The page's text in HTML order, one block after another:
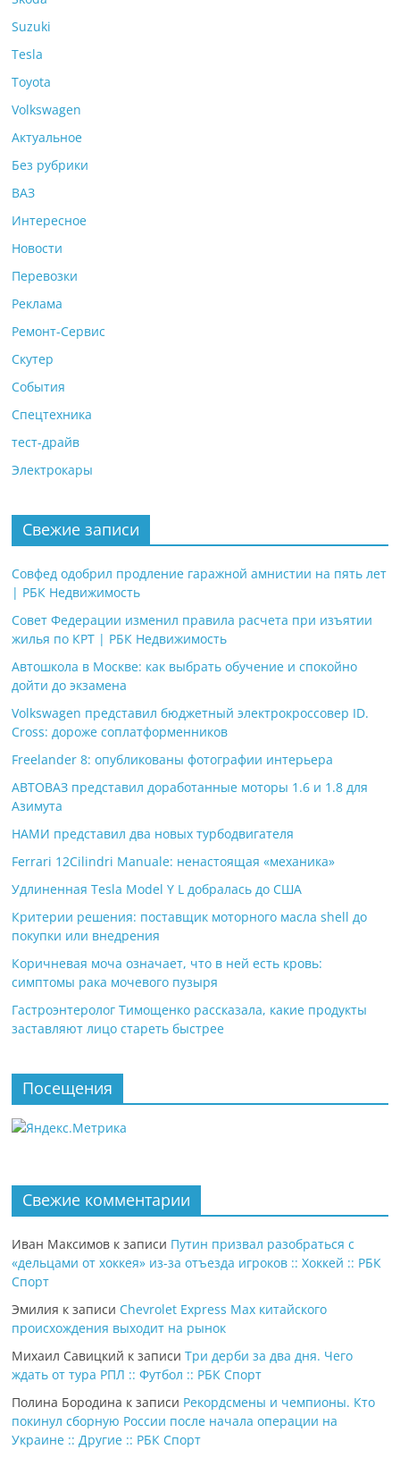
Suzuki
Tesla
Toyota
Volkswagen
Актуальное
Без рубрики
ВАЗ
Интересное
Новости
Перевозки
Реклама
Ремонт-Сервис
Скутер
События
Спецтехника
тест-драйв
Электрокары
Свежие записи
Совфед одобрил продление гаражной амнистии на пять лет
| РБК Недвижимость
Совет Федерации изменил правила расчета при изъятии
жилья по КРТ | РБК Недвижимость
Автошкола в Москве: как выбрать обучение и спокойно
дойти до экзамена
Volkswagen представил бюджетный электрокроссовер ID.
Cross: дороже соплатформенников
Freelander 8: опубликованы фотографии интерьера
АВТОВАЗ представил доработанные моторы 1.6 и 1.8 для
Азимута
НАМИ представил два новых турбодвигателя
Ferrari 12Cilindri Manuale: ненастоящая «механика»
Удлиненная Tesla Model Y L добралась до США
Критерии решения: поставщик моторного масла shell до
покупки или внедрения
Коричневая моча означает, что в ней есть кровь:
симптомы рака мочевого пузыря
Гастроэнтеролог Тимощенко рассказала, какие продукты
заставляют лицо стареть быстрее
Посещения
Свежие комментарии
Иван Максимов к записи Путин призвал разобраться с
«дельцами от хоккея» из-за отъезда игроков :: Хоккей :: РБК
Спорт
Эмилия к записи Chevrolet Express Max китайского
происхождения выходит на рынок
Михаил Савицкий к записиТри дерби за два дня. Чего
ждать от тура РПЛ :: Футбол :: РБК Спорт
Полина Бородина к записи Рекордсмены и чемпионы. Кто
покинул сборную России после начала операции на
Украине :: Другие :: РБК Спорт